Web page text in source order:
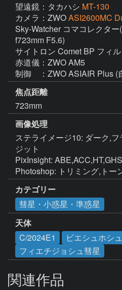
望遠鏡：タカハシ MT-130
カメラ：ZWOASI2600MC
Sky-Watcher コマコレクタ
f723mm F5.6)
サイトロン Comet BP フィ
赤道儀：ZWO AM5
制御　：ZWO ASIAIR Plus (
焦点距離
723mm
画像処理
ステライメージ10: ダーク,
ジット
PixInsight:
Photoshop: トリミング,トー
カテゴリー
彗星・小惑星・準惑星
天体
C/2024E1
ビエシュホシ
フィエチジョシュ彗星
関連作品